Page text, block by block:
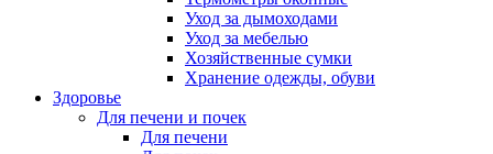
Уход за дымоходами
Уход за мебелью
Хозяйственные сумки
Хранение одежды, обуви
Здоровье
Для печени и почек
Для печени